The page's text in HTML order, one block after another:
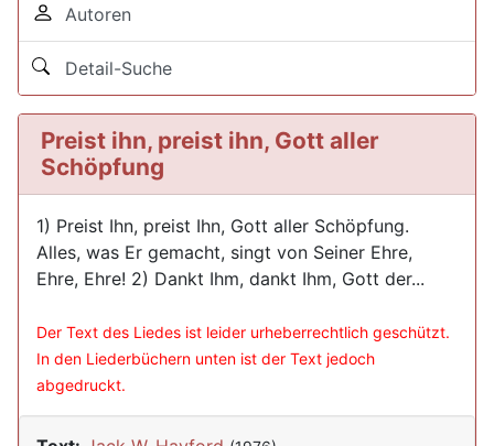
Autoren
Detail-Suche
Preist ihn, preist ihn, Gott aller
Schöpfung
1) Preist Ihn, preist Ihn, Gott aller Schöpfung.
Alles, was Er gemacht, singt von Seiner Ehre,
Ehre, Ehre! 2) Dankt Ihm, dankt Ihm, Gott der...
Der Text des Liedes ist leider urheberrechtlich geschützt.
In den Liederbüchern unten ist der Text jedoch
abgedruckt.